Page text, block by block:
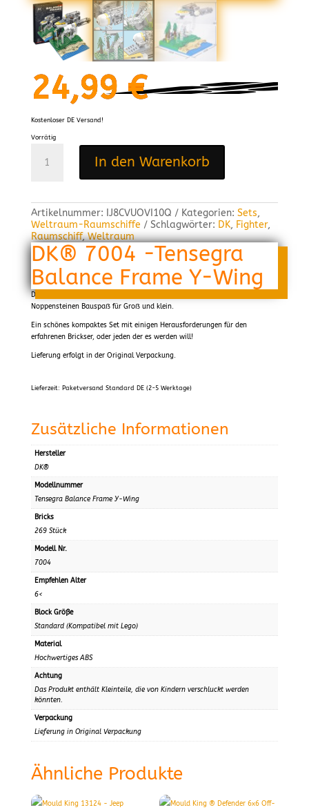
24,99€
Kostenloser DE Versand!
Vorrätig
7004
Frame
Y-
Wing
Menge
In den Warenkorb
Artikelnummer: IJ8CVUOVI10Q Kategorien: Sets,
Weltraum-Raumschiffe
Schlagwörter: DK, Fighter,
Raumschiff,Weltraum
DK® 7004 -Tensegra
Balance Frame Y-Wing
Der DK® 7004 – Tensegra Balance Frame Y-Wing ist mit 269+
Noppensteinen Bauspaẞ für Groẞ und klein.
Ein schönes kompaktes Set mit einigen Herausforderungen für den
erfahrenen Brickser, oder jeden der es werden will!
Lieferung erfolgt in der Original Verpackung.
Lieferzeit: Paketversand Standard DE (2-5 Werktage)
Zusätzliche Informationen
Hersteller
DK®
Modellnummer
Tensegra Balance Frame Y-Wing
Bricks
269 Stück
Modell Nr.
7004
Empfehlen Alter
6<
Block Größe
Standard (Kompatibel mit Lego)
Material
Hochwertiges ABS
Achtung
Das Produkt enthält Kleinteile, die von Kindern verschluckt werden
könnten.
Verpackung
Lieferung in Original Verpackung
Ähnliche Produkte